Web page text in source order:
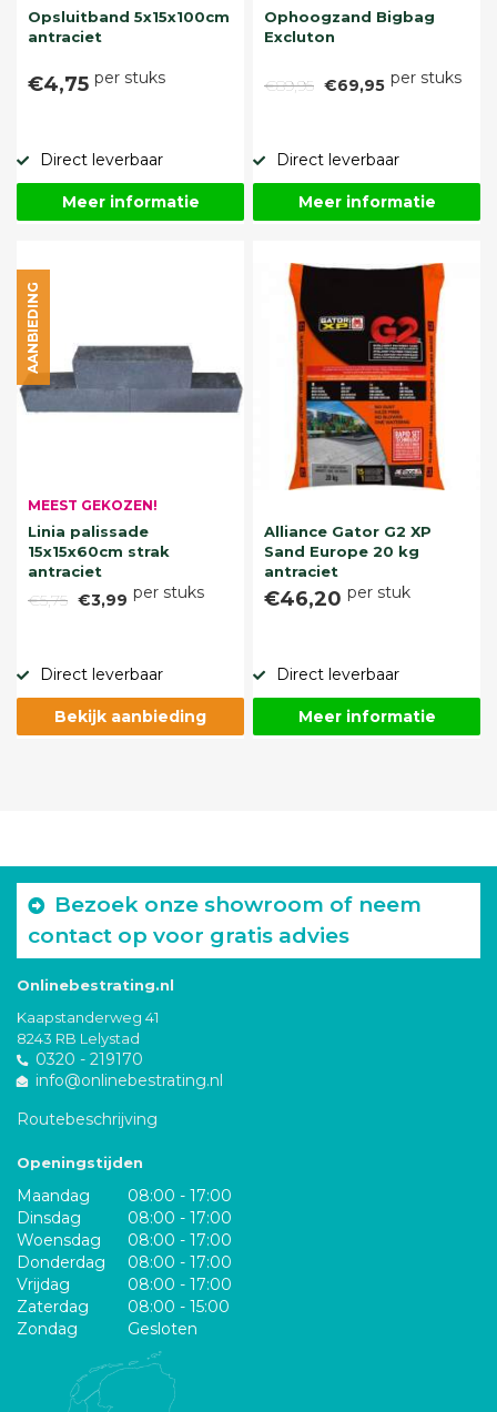
Opsluitband 5x15x100cm
antraciet
€4,75 per stuks
Direct leverbaar
Meer informatie
Ophoogzand Bigbag
Excluton
€89,95 €69,95 per stuks
Direct leverbaar
Meer informatie
MEEST GEKOZEN!
Linia palissade
15x15x60cm strak
antraciet
€5,75 €3,99 per stuks
AANBIEDING
Direct leverbaar
Bekijk aanbieding
Alliance Gator G2 XP
Sand Europe 20 kg
antraciet
€46,20 per stuk
Direct leverbaar
Meer informatie
Bezoek onze showroom of neem
contact op voor gratis advies
Onlinebestrating.nl
Kaapstanderweg 41
8243 RB Lelystad
0320 - 219170
info@onlinebestrating.nl
Routebeschrijving
Openingstijden
Maandag
08:00 - 17:00
Dinsdag
08:00 - 17:00
Woensdag
08:00 - 17:00
Donderdag
08:00 - 17:00
Vrijdag
08:00 - 17:00
Zaterdag
08:00 - 15:00
Zondag
Gesloten